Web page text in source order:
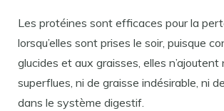
Les protéines sont efficaces pour la
lorsqu’elles sont prises le soir, puisque
glucides et aux graisses, elles n’ajoutent
superflues, ni de graisse indésirable, ni
dans le système digestif.